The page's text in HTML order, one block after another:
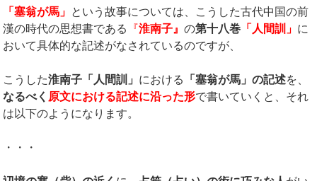
「塞翁が馬」 という故事については、こうした古代中国の前
漢の時代の思想書である
『淮南子』の第十八巻 「人間訓」 に
おいて具体的な記述がなされているのですが、
こうした淮南子「人間訓」 における 「塞翁が馬」の記述を、
なるべく 原文における記述に沿った形で書いていくと、それ
は以下のようになります。
・・・